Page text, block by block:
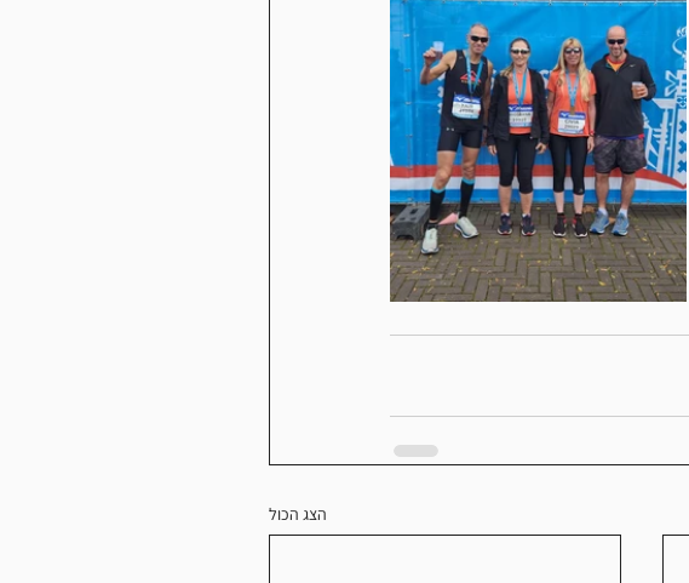
הצג הכול